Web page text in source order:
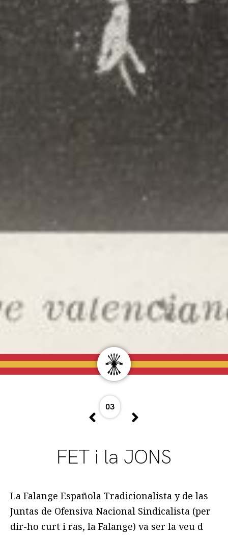
03
FET i la JONS
La Falange Española Tradicionalista y de las
Juntas de Ofensiva Nacional Sindicalista (per
dir-ho curt i ras, la Falange) va ser la veu d